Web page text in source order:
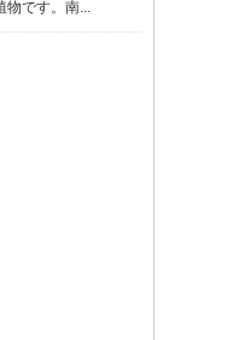
物です。南...